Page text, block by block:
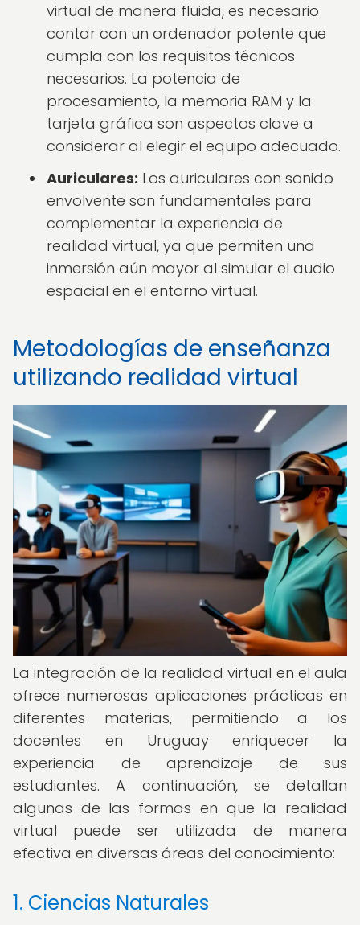
virtual de manera fluida, es necesario
contar con un ordenador potente que
cumpla con los requisitos técnicos
necesarios. La potencia de
procesamiento, la memoria RAM y la
tarjeta gráfica son aspectos clave a
considerar al elegir el equipo adecuado.
Auriculares: Los auriculares con sonido
envolvente son fundamentales para
complementar la experiencia de
realidad virtual, ya que permiten una
inmersión aún mayor al simular el audio
espacial en el entorno virtual.
Metodologías de enseñanza
utilizando realidad virtual
La integración de la realidad virtual en el aula
ofrece numerosas aplicaciones prácticas en
diferentes materias, permitiendo a los
docentes en Uruguay enriquecer la
experiencia de aprendizaje de sus
estudiantes. A continuación, se detallan
algunas de las formas en que la realidad
virtual puede ser utilizada de manera
efectiva en diversas áreas del conocimiento:
1. Ciencias Naturales